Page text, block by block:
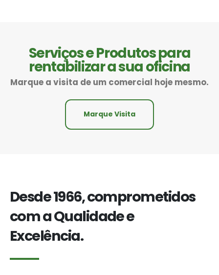
Serviços e Produtos para
rentabilizar a sua oficina
Marque a visita de um comercial hoje mesmo.
Marque Visita
Desde 1966, comprometidos
com a Qualidade e
Excelência.